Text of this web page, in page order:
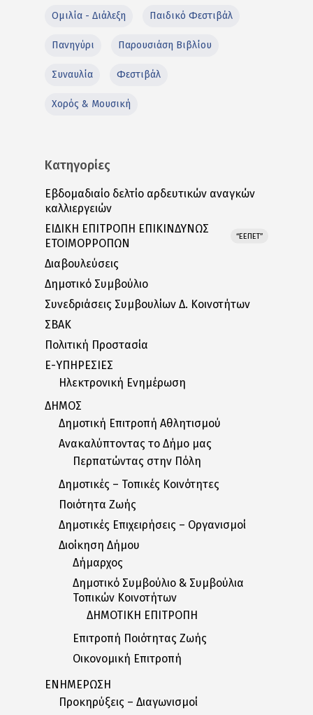
Ομιλία - Διάλεξη Παιδικό Φεστιβάλ
Πανηγύρι Παρουσιάση Βιβλίου
Συναυλία Φεστιβάλ
Χορός & Μουσική
Κατηγορίες
Εβδομαδιαίο δελτίο αρδευτικών αναγκών
καλλιεργειών
ΕΙΔΙΚΗ ΕΠΙΤΡΟΠΗ ΕΠΙΚΙΝΔΥΝΩΣ
ΕΤΟΙΜΟΡΡΟΠΩΝ
“ΕΕΠΕΤ”
Διαβουλεύσεις
Δημοτικό Συμβούλιο
Συνεδριάσεις Συμβουλίων Δ. Κοινοτήτων
ΣΒΑΚ
Πολιτική Προστασία
E-ΥΠΗΡΕΣΙΕΣ
Ηλεκτρονική Ενημέρωση
ΔΗΜΟΣ
Δημοτική Επιτροπή Αθλητισμού
Ανακαλύπτοντας το Δήμο μας
Περπατώντας στην Πόλη
Δημοτικές – Τοπικές Κοινότητες
Ποιότητα Ζωής
Δημοτικές Επιχειρήσεις – Οργανισμοί
Διοίκηση Δήμου
Δήμαρχος
Δημοτικό Συμβούλιο & Συμβούλια
Τοπικών Κοινοτήτων
ΔΗΜΟΤΙΚΗ ΕΠΙΤΡΟΠΗ
Επιτροπή Ποιότητας Ζωής
Οικονομική Επιτροπή
ΕΝΗΜΕΡΩΣΗ
Προκηρύξεις – Διαγωνισμοί